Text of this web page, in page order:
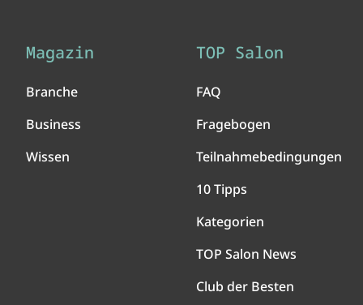
Magazin
Branche
Business
Wissen
TOP Salon
FAQ
Fragebogen
Teilnahmebedingungen
10 Tipps
Kategorien
TOP Salon News
Club der Besten